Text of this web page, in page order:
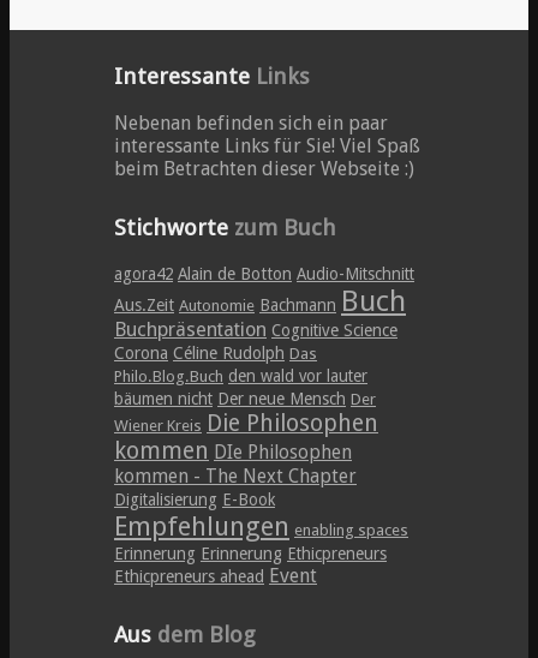
Interessante Links
Nebenan befinden sich ein paar
interessante Links für Sie! Viel Spaß
beim Betrachten dieser Webseite :)
Stichworte zum Buch
agora42 Alain de Botton Audio-Mitschnitt
Aus.Zeit Autonomie Bachmann Buch
Buchpräsentation Cognitive Science
Corona Céline Rudolph Das
Philo.Blog.Buch den wald vor lauter
bäumen nicht Der neue Mensch Der
Wiener Kreis Die Philosophen
kommen DIe Philosophen
kommen - The Next Chapter
Digitalisierung E-Book
Empfehlungen enabling spaces
Erinnerung Erinnerung Ethicpreneurs
Ethicpreneurs ahead Event
Aus dem Blog